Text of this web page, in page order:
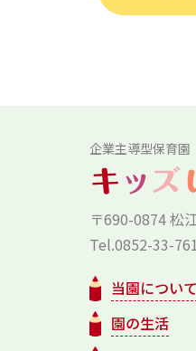
企業主導型保育園
〒690-0874 松
Tel.0852-33-
当園について
園の生活